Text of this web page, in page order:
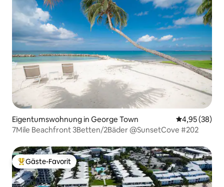
Eigentumswohnung in George Town
4,95 (38)
7Mile Beachfront 3Betten/2Bäder @SunsetCove #202
Beliebter Gäste-Favorit.
Gäste-Favorit